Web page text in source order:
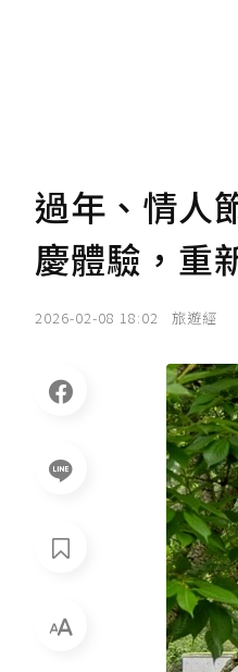
過年、情人
慶體驗，重
2026-02-08 18:02 旅遊經